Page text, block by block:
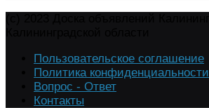
Пользовательское соглашение
Политика конфиденциальности
Вопрос - Ответ
Контакты